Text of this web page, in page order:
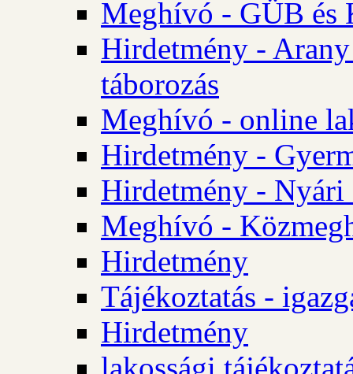
Meghívó - GÜB és
Hirdetmény - Arany
táborozás
Meghívó - online
Hirdetmény -
Hirdetmény - Nyári
Meghívó -
Hirdetmény
Tájékoztatás -
Hirdetmény